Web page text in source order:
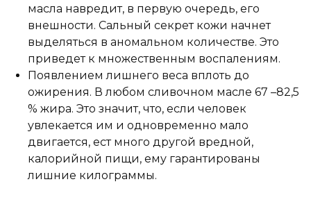
масла навредит, в первую очередь, его
внешности. Сальный секрет кожи начнет
выделяться в аномальном количестве. Это
приведет к множественным воспалениям.
Появлением лишнего веса вплоть до
ожирения. В любом сливочном масле 67 –82,5
% жира. Это значит, что, если человек
увлекается им и одновременно мало
двигается, ест много другой вредной,
калорийной пищи, ему гарантированы
лишние килограммы.